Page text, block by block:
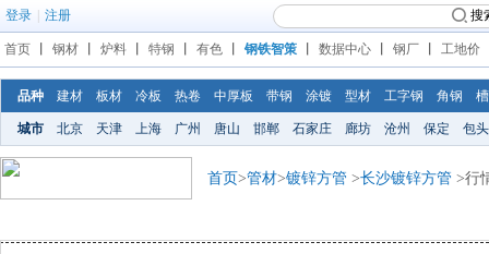
登录 注册 搜
首页 钢材 炉料 特钢 有色 钢铁智策 数据中心 钢厂 工地价
品种 建材 板材 冷板 热卷 中厚板 带钢 涂镀 型材 工字钢 角钢
城市 北京 天津 上海 广州 唐山 邯郸 石家庄 廊坊 沧州 保定 包头
首页>管材>镀锌方管 >长沙镀锌方管 >行